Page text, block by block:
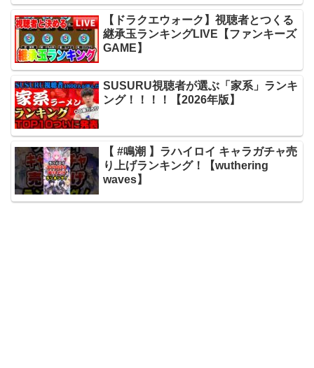
【ドラクエウォーク】視聴者とつくる
継承玉ランキングLIVE【ファンキーズ
GAME】
SUSURU視聴者が選ぶ「家系」ランキ
ング！！！！【2026年版】
【 #鳴潮 】ラハイロイ キャラガチャ売
り上げランキング！【wuthering
waves】